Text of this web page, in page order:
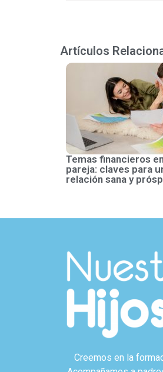
Artículos
Temas financieros
pareja: claves para
relación sana y
Creemos en la